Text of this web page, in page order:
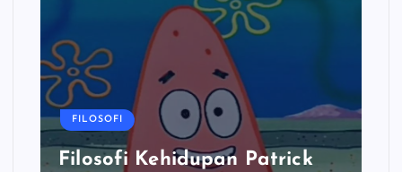
FILOSOFI
Filosofi Kehidupan Patrick